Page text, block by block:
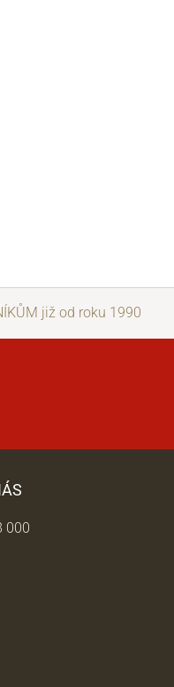
již od roku 1990
000